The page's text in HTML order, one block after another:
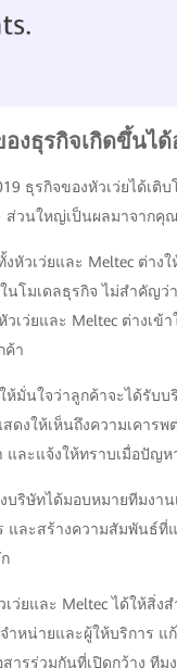
งธุรกิจเกิดขึ้นได้
ธุรกิจของหัวเว่ยได้เติบ
ส่วนใหญ่เป็นผลมาจากคุ
งหัวเว่ยและ Meltec ต่าง
นโมเดลธุรกิจ ไม่สำคัญว่
เว่ยและ Meltec ต่างเข้
ค้า
ห้มั่นใจว่าลูกค้าจะได้รับบ
สดงให้เห็นถึงความเคาร
ละแจ้งให้ทราบเมื่อปัญห
บริษัทได้มอบหมายทีมงาน
และสร้างความสัมพันธ์
ว่ยและ Meltec ได้ให้สิ่ง
ำหน่ายและผู้ให้บริการ แ
ารร่วมกันที่เปิดกว้าง ทีม